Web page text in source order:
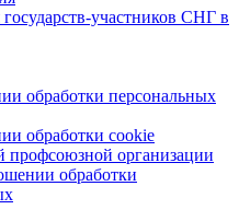
государств-участников СНГ в
обработки персональных
обработки cookie
профсоюзной организации
обработки